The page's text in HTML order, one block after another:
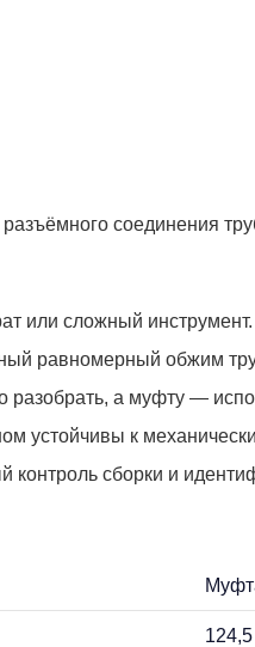
соединения
сложный
равномерный обжим
а муфту —
устойчивы к
контроль сборки и
124,5